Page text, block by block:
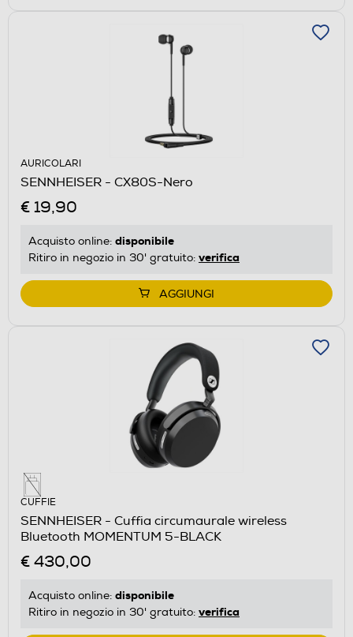
AURICOLARI
SENNHEISER - CX80S-Nero
€ 19,90
Acquisto online: disponibile
Ritiro in negozio in 30' gratuito: verifica
AGGIUNGI
CUFFIE
SENNHEISER - Cuffia circumaurale wireless
Bluetooth MOMENTUM 5-BLACK
€ 430,00
Acquisto online: disponibile
Ritiro in negozio in 30' gratuito: verifica